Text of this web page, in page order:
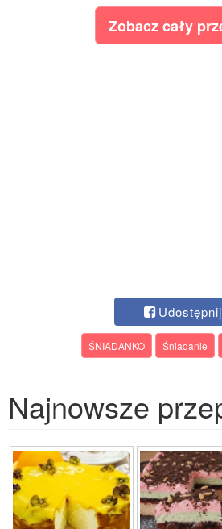
Zobacz cały
Udostępnij
ŚNIADANKO Śniadanie
Najnowsze